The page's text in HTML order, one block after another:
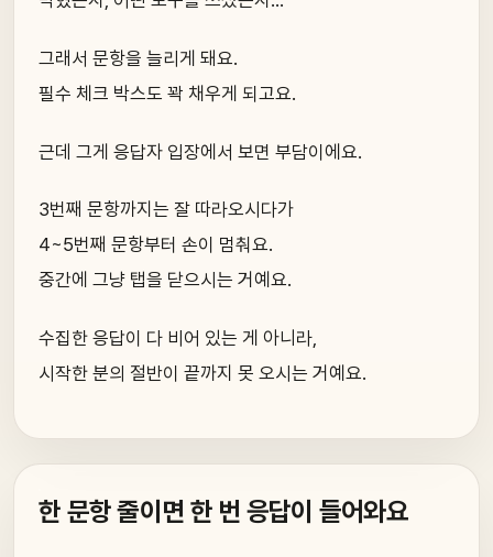
그래서 문항을 늘리게 돼요.
필수 체크 박스도 꽉 채우게 되고요.
근데 그게 응답자 입장에서 보면 부담이에요.
3번째 문항까지는 잘 따라오시다가
4~5번째 문항부터 손이 멈춰요.
중간에 그냥 탭을 닫으시는 거예요.
수집한 응답이 다 비어 있는 게 아니라,
시작한 분의 절반이 끝까지 못 오시는 거예요.
한 문항 줄이면 한 번 응답이 들어와요